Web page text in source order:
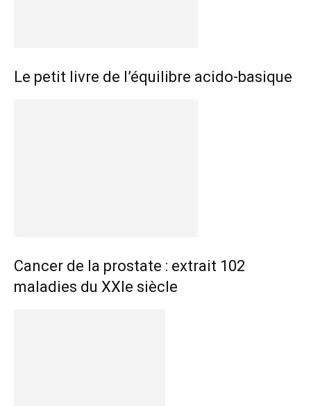
Le petit livre de l’équilibre acido-basique
Cancer de la prostate : extrait 102
maladies du XXIe siècle